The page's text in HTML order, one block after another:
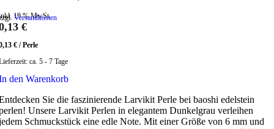
19 % MwSt.
Versandkosten
€
€ /Perle
ca. 5 - 7 Tage
den Warenkorb
Sie die faszinierende Larvikit Perle bei baoshi edelstein
Unsere Larvikit Perlen in elegantem Dunkelgrau verleihen
Schmuckstück eine edle Note. Mit einer Größe von 6 mm und